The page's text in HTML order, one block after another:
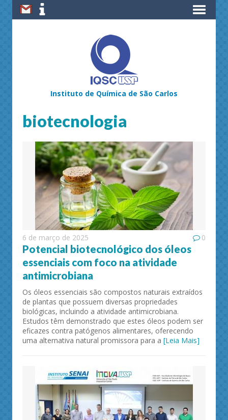
Instituto de Química de São Carlos
biotecnologia
6 de março de 2025 0
Potencial biotecnológico dos óleos
essenciais com foco na atividade
antimicrobiana
Os óleos essenciais são compostos naturais extraídos
de plantas que possuem diversas propriedades
biológicas, incluindo a atividade antimicrobiana.
Estudos têm demonstrado que estes óleos podem ser
eficazes contra patógenos alimentares, oferecendo
uma alternativa natural promissora para a [Leia Mais]